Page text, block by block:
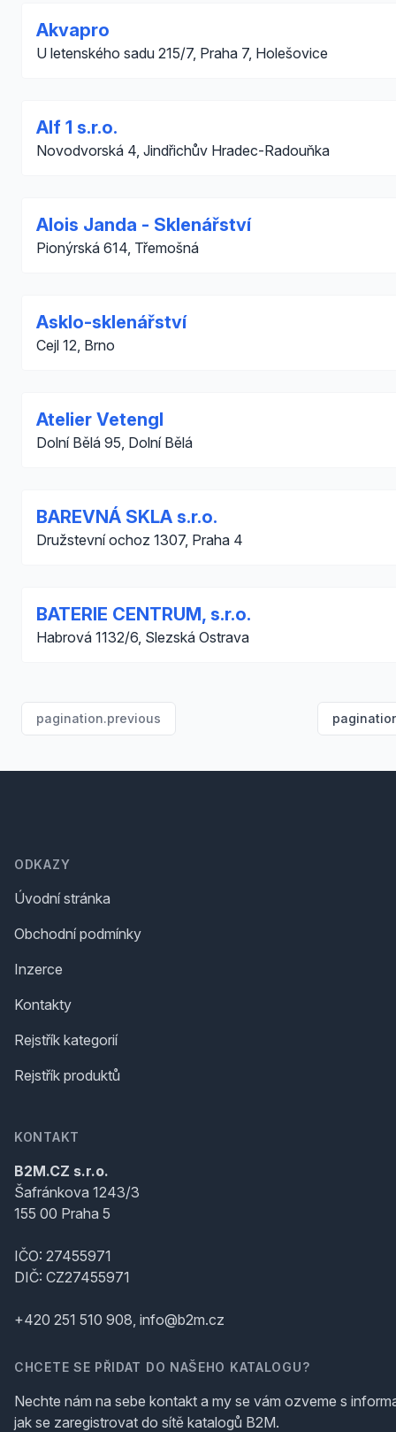
Akvapro
U letenského sadu 215/7, Praha 7, Holešovice
Alf 1 s.r.o.
Novodvorská 4, Jindřichův Hradec-Radouňka
Alois Janda - Sklenářství
Pionýrská 614, Třemošná
Asklo-sklenářství
Cejl 12, Brno
Atelier Vetengl
Dolní Bělá 95, Dolní Bělá
BAREVNÁ SKLA s.r.o.
Družstevní ochoz 1307, Praha 4
BATERIE CENTRUM, s.r.o.
Habrová 1132/6, Slezská Ostrava
pagination.previous
ODKAZY
Úvodní stránka
Obchodní podmínky
Inzerce
Kontakty
Rejstřík kategorií
Rejstřík produktů
KONTAKT
B2M.CZ s.r.o.
Šafránkova 1243/3
155 00 Praha 5
IČO: 27455971
DIČ: CZ27455971
+420 251 510 908, info@b2m.cz
CHCETE SE PŘIDAT DO NAŠEHO KATALOGU?
Nechte nám na sebe kontakt a my se vám ozveme s
jak se zaregistrovat do sítě katalogů B2M.